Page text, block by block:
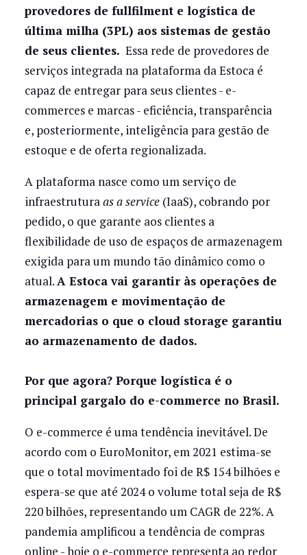
provedores de fullfilment e logística de
última milha (3PL) aos sistemas de gestão
de seus clientes. Essa rede de provedores de
serviços integrada na plataforma da Estoca é
capaz de entregar para seus clientes - e-
commerces e marcas - eficiência, transparência
e, posteriormente, inteligência para gestão de
estoque e de oferta regionalizada.
A plataforma nasce como um serviço de
infraestruturaas a service(IaaS), cobrando por
pedido, o que garante aos clientes a
flexibilidade de uso de espaços de armazenagem
exigida para um mundo tão dinâmico como o
atual.A Estoca vai garantir às operações de
armazenagem e movimentação de
mercadorias o que o cloud storage garantiu
ao armazenamento de dados.
Por que agora? Porque logística é o
principal gargalo do e-commerce no Brasil.
O e-commerce é uma tendência inevitável. De
acordo com o EuroMonitor, em 2021 estima-se
que o total movimentado foi de R$ 154 bilhões e
espera-se que até 2024 o volume total seja de R$
220 bilhões, representando um CAGR de 22%. A
pandemia amplificou a tendência de compras
online - hoje o e-commerce representa ao redor